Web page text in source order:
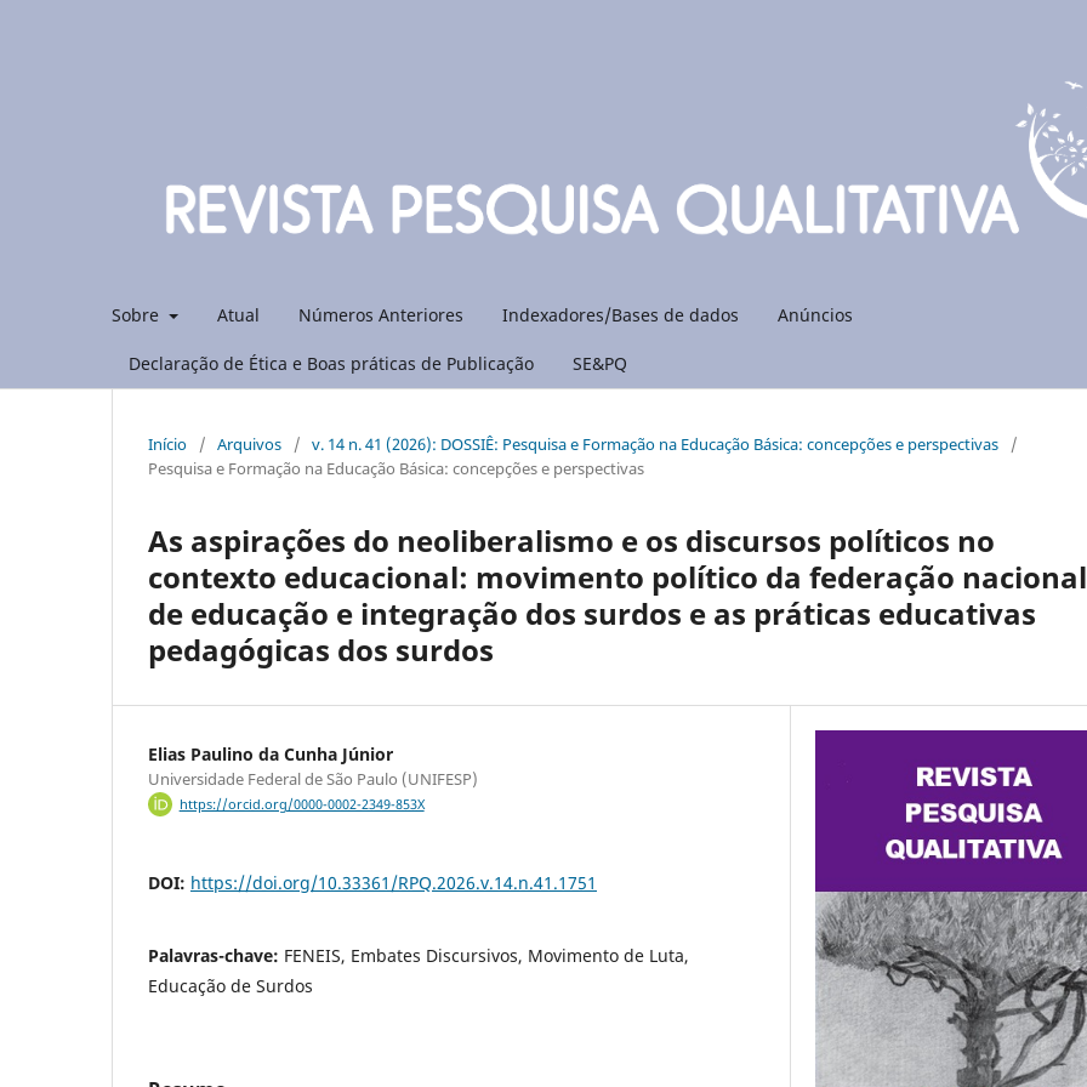
Sobre Atual Números Anteriores Indexadores/Bases de dados Anúncios
Declaração de Ética e Boas práticas de Publicação SE&PQ
Início / Arquivos / v. 14 n. 41 (2026): DOSSIÊ: Pesquisa e Formação na Educação Básica: concepções e perspectivas
/
Pesquisa e Formação na Educação Básica: concepções e perspectivas
As aspirações do neoliberalismo e os discursos políticos no
contexto educacional: movimento político da federação nacional
de educação e integração dos surdos e as práticas educativas
pedagógicas dos surdos
Elias Paulino da Cunha Júnior
Universidade Federal de São Paulo (UNIFESP)
https://orcid.org/0000-0002-2349-853X
DOI: https://doi.org/10.33361/RPQ.2026.v.14.n.41.1751
Palavras-chave: FENEIS, Embates Discursivos, Movimento de Luta,
Educação de Surdos